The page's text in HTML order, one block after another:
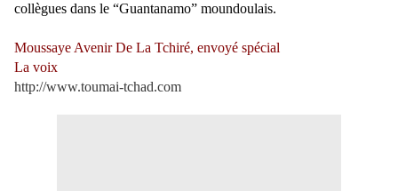
collègues dans le “Guantanamo” moundoulais.
Moussaye Avenir De La Tchiré, envoyé spécial
La voix
http://www.toumai-tchad.com